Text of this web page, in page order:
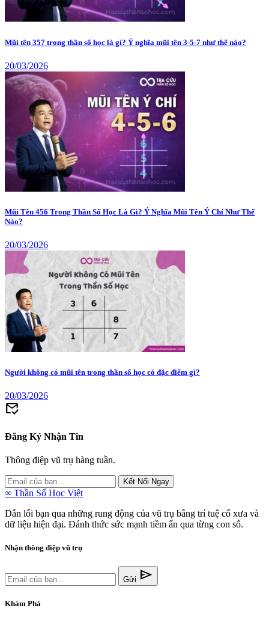
Mũi tên 357 trong thần số học là gì? Ý nghĩa mũi tên 3-5-7 như thế nào?
20/03/2026
Mũi Tên 456 Trong Thần Số Học Là Gì? Ý Nghĩa Mũi Tên Ý Chí Như Thế
Nào?
20/03/2026
Người không có mũi tên trong thần số học có đặc điểm gì?
20/03/2026
mark_email_read
Đăng Ký Nhận Tin
Thông điệp vũ trụ hàng tuần.
Kết Nối Ngay
∞ Thần Số Học Việt
Dẫn lối bạn qua những rung động của vũ trụ bằng trí tuệ cổ xưa và
dữ liệu hiện đại. Đánh thức sức mạnh tiềm ẩn qua từng con số.
Nhận thông điệp vũ trụ
Gửi send
Khám Phá